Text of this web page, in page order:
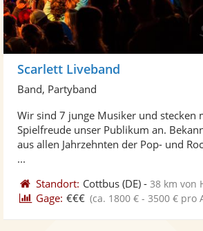
Scarlett Liveband
Band, Partyband
Wir sind 7 junge Musiker und stecken
Spielfreude unser Publikum an.
aus allen Jahrzehnten der Pop- und
...
Standort: Cottbus (DE) -38 km von
Gage: €€€ (ca. 1800 € - 3500 € pro